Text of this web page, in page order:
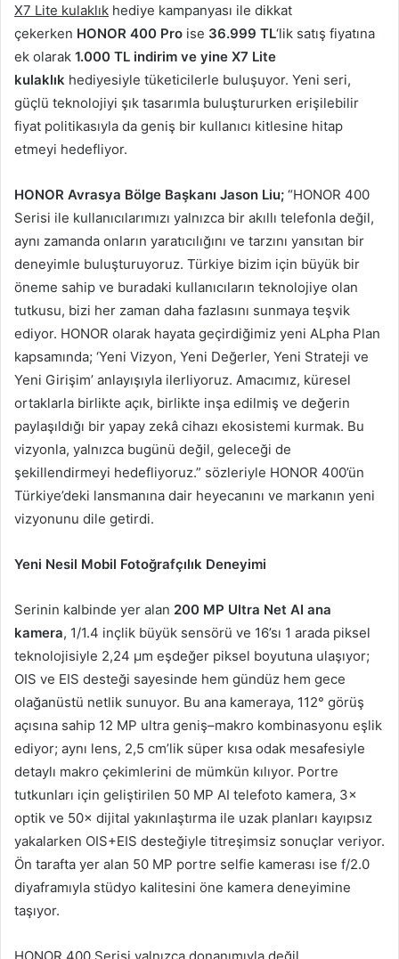
X7 Lite kulaklık hediye kampanyası ile dikkat
çekerken HONOR 400 Pro ise 36.999 TL‘lik satış fiyatına
ek olarak 1.000 TL indirim ve yine X7 Lite
kulaklık hediyesiyle tüketicilerle buluşuyor. Yeni seri,
güçlü teknolojiyi şık tasarımla buluştururken erişilebilir
fiyat politikasıyla da geniş bir kullanıcı kitlesine hitap
etmeyi hedefliyor.
HONOR Avrasya Bölge Başkanı Jason Liu; “HONOR 400
Serisi ile kullanıcılarımızı yalnızca bir akıllı telefonla değil,
aynı zamanda onların yaratıcılığını ve tarzını yansıtan bir
deneyimle buluşturuyoruz. Türkiye bizim için büyük bir
öneme sahip ve buradaki kullanıcıların teknolojiye olan
tutkusu, bizi her zaman daha fazlasını sunmaya teşvik
ediyor. HONOR olarak hayata geçirdiğimiz yeni ALpha Plan
kapsamında; ‘Yeni Vizyon, Yeni Değerler, Yeni Strateji ve
Yeni Girişim’ anlayışıyla ilerliyoruz. Amacımız, küresel
ortaklarla birlikte açık, birlikte inşa edilmiş ve değerin
paylaşıldığı bir yapay zekâ cihazı ekosistemi kurmak. Bu
vizyonla, yalnızca bugünü değil, geleceği de
şekillendirmeyi hedefliyoruz.” sözleriyle HONOR 400’ün
Türkiye’deki lansmanına dair heyecanını ve markanın yeni
vizyonunu dile getirdi.
Yeni Nesil Mobil Fotoğrafçılık Deneyimi
Serinin kalbinde yer alan 200 MP Ultra Net AI ana
kamera, 1/1.4 inçlik büyük sensörü ve 16’sı 1 arada piksel
teknolojisiyle 2,24 µm eşdeğer piksel boyutuna ulaşıyor;
OIS ve EIS desteği sayesinde hem gündüz hem gece
olağanüstü netlik sunuyor. Bu ana kameraya, 112° görüş
açısına sahip 12 MP ultra geniş–makro kombinasyonu eşlik
ediyor; aynı lens, 2,5 cm’lik süper kısa odak mesafesiyle
detaylı makro çekimlerini de mümkün kılıyor. Portre
tutkunları için geliştirilen 50 MP AI telefoto kamera, 3×
optik ve 50× dijital yakınlaştırma ile uzak planları kayıpsız
yakalarken OIS+EIS desteğiyle titreşimsiz sonuçlar veriyor.
Ön tarafta yer alan 50 MP portre selfie kamerası ise f/2.0
diyaframıyla stüdyo kalitesini öne kamera deneyimine
taşıyor.